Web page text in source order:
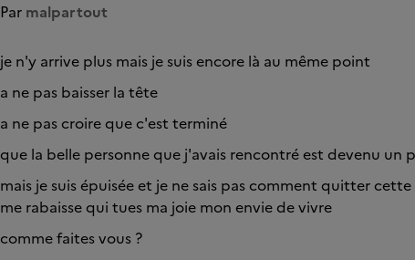
Par malpartout
je n'y arrive plus mais je suis encore là au même point
a ne pas baisser la tête
a ne pas croire que c'est terminé
que la belle personne que j'avais rencontré est devenu un
mais je suis épuisée et je ne sais pas comment quitter
me rabaisse qui tues ma joie mon envie de vivre
comme faites vous ?